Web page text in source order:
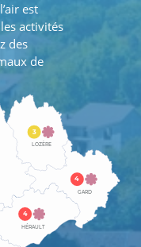
est
activités
des
de
4
GARD
3
LOZÈRE
4
HÉRAULT